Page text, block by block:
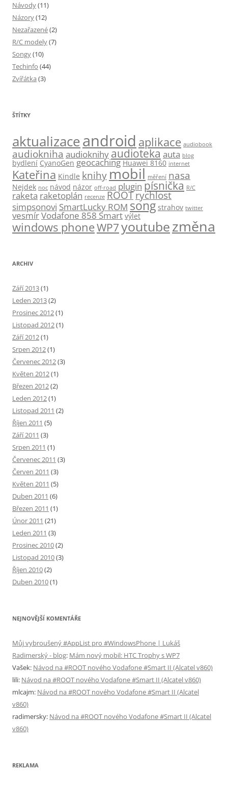
Návody(11)
Názory(12)
Nezařazené(2)
R/C modely(7)
Songy(10)
Techinfo (44)
Zvířátka (3)
ŠTÍTKY
aktualizaceandroid aplikace audiobook
audiokniha audioknihyaudiotekaauta blog
bydlení CyanoGen geocaching Huawei 8160 internet
Kateřina Kindle knihy mobil měření nasa
Nejdek noc návod názor off-road plugin písnička R/C
raketa raketoplán recenze ROOTrychlost
simpsonovi SmartLucky ROM song strahov twitter
vesmírVodafone 858 Smart výlet
windows phoneWP7youtubezměna
ARCHIV
Září 2013(1)
Leden 2013(2)
Prosinec 2012(1)
Listopad 2012(1)
Září 2012(1)
Srpen 2012(1)
Červenec 2012(3)
Květen 2012(1)
Březen 2012(2)
Leden 2012(1)
Listopad 2011 (2)
Říjen 2011 (5)
Září 2011 (3)
Srpen 2011 (1)
Červenec 2011 (3)
Červen 2011 (3)
Květen 2011 (5)
Duben 2011 (6)
Březen 2011 (1)
Únor 2011 (21)
Leden 2011 (3)
Prosinec 2010(2)
Listopad 2010(3)
Říjen 2010(2)
Duben 2010(1)
NEJNOVĚJŠÍ KOMENTÁŘE
Můj vybroušený #AppList pro #WindowsPhone | Lukáš
Radimerský - blog: Mám nový mobil: HTC Trophy s WP7
Vašek: Návod na #ROOT nového Vodafone #Smart II (Alcatel v860)
lili: Návod na #ROOT nového Vodafone #Smart II (Alcatel v860)
mlcajm: Návod na #ROOT nového Vodafone #Smart II (Alcatel
v860)
radimersky: Návod na #ROOT nového Vodafone #Smart II (Alcatel
v860)
REKLAMA